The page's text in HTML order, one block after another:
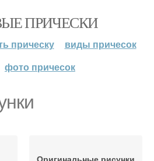
ПРИЧЕСКИ
прическу
виды причесок
фото причесок
Оригинальные рисунки